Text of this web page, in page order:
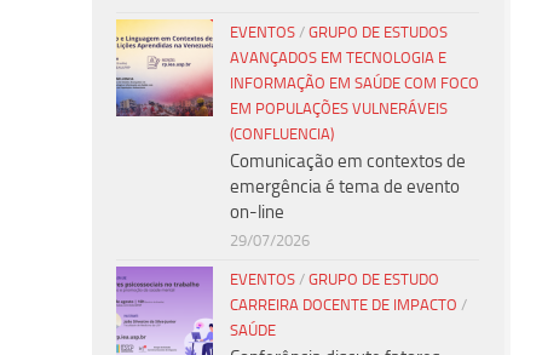
EVENTOS / GRUPO DE ESTUDOS
AVANÇADOS EM TECNOLOGIA E
INFORMAÇÃO EM SAÚDE COM FOCO
EM POPULAÇÕES VULNERÁVEIS
(CONFLUENCIA)
Comunicação em contextos de
emergência é tema de evento
on-line
29/07/2026
EVENTOS / GRUPO DE ESTUDO
CARREIRA DOCENTE DE IMPACTO /
SAÚDE